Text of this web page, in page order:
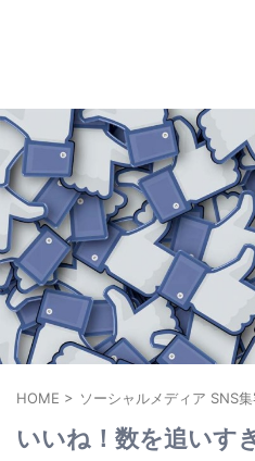
HOME > ソーシャルメディア SNS集
いいね！数を追いす